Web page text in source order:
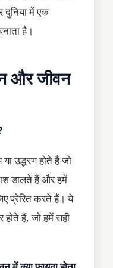
में एक
है।
और जीवन
उद्धरण होते हैं जो
डालते हैं और हमें
प्रेरित करते हैं। ये
होते हैं, जो हमें सही